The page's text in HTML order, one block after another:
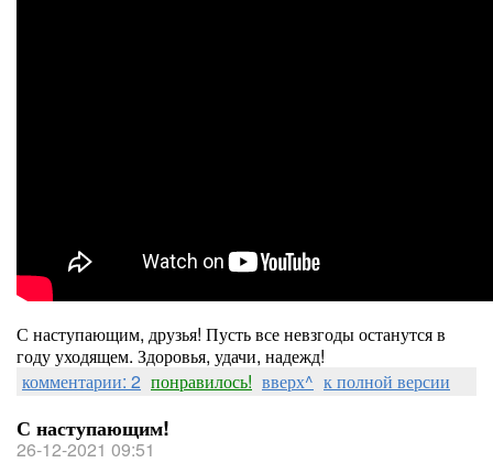
С наступающим, друзья! Пусть все невзгоды останутся в
году уходящем. Здоровья, удачи, надежд!
комментарии: 2 понравилось! вверх^ к полной версии
С наступающим!
26-12-2021 09:51